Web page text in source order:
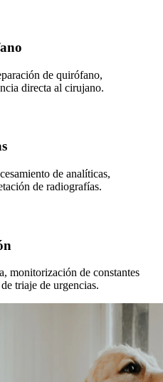
de quirófano,
directa al cirujano.
de analíticas,
de radiografías.
monitorización de constantes
triaje de urgencias.